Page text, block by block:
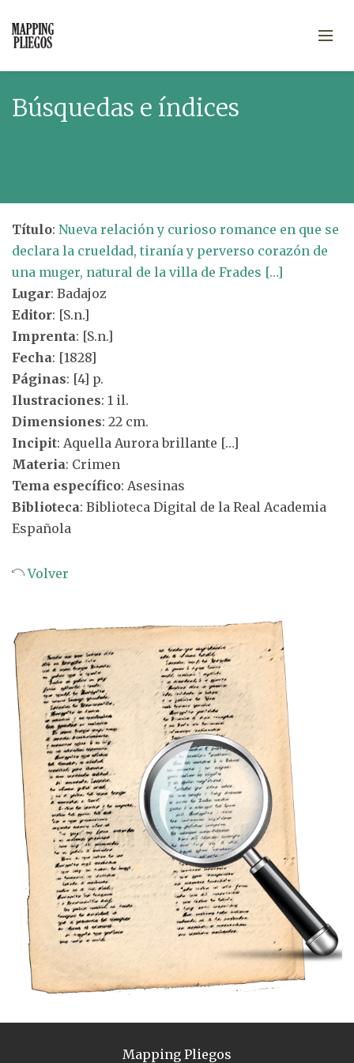
Búsquedas e índices
Título: Nueva relación y curioso romance en que se
declara la crueldad, tiranía y perverso corazón de
una muger, natural de la villa de Frades […]
Lugar: Badajoz
Editor: [S.n.]
Imprenta: [S.n.]
Fecha: [1828]
Páginas: [4] p.
Ilustraciones: 1 il.
Dimensiones: 22 cm.
Incipit: Aquella Aurora brillante […]
Materia: Crimen
Tema específico: Asesinas
Biblioteca: Biblioteca Digital de la Real Academia
Española
Volver
Mapping Pliegos